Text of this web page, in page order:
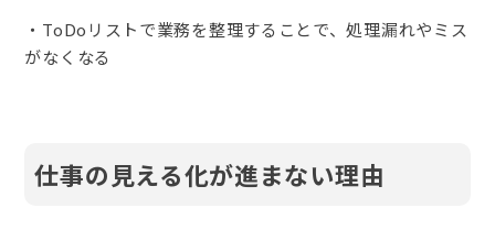
・ToDoリストで業務を整理することで、処理漏れやミス
がなくなる
仕事の見える化が進まない理由